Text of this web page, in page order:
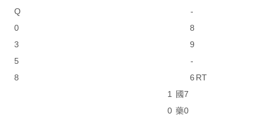
Q
0
3
5
8
-
8
9
-
6 RT
1
0
國
藥
7
0